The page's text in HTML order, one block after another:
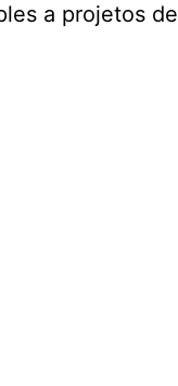
a projetos